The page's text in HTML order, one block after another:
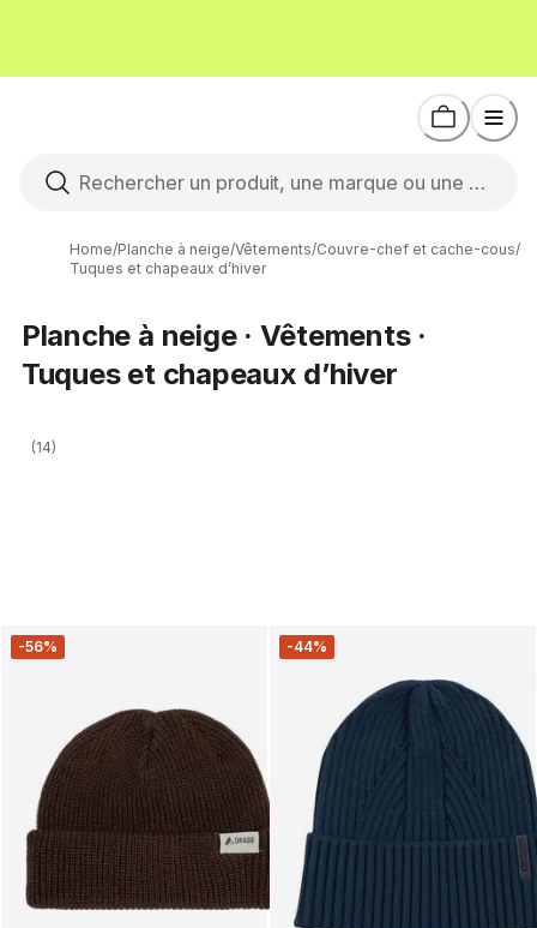
Home/Planche à neige/Vêtements/Couvre-chef et cache-cous/
Tuques et chapeaux d’hiver
Planche à neige · Vêtements ·
Tuques et chapeaux d’hiver
(14)
-56% -44%